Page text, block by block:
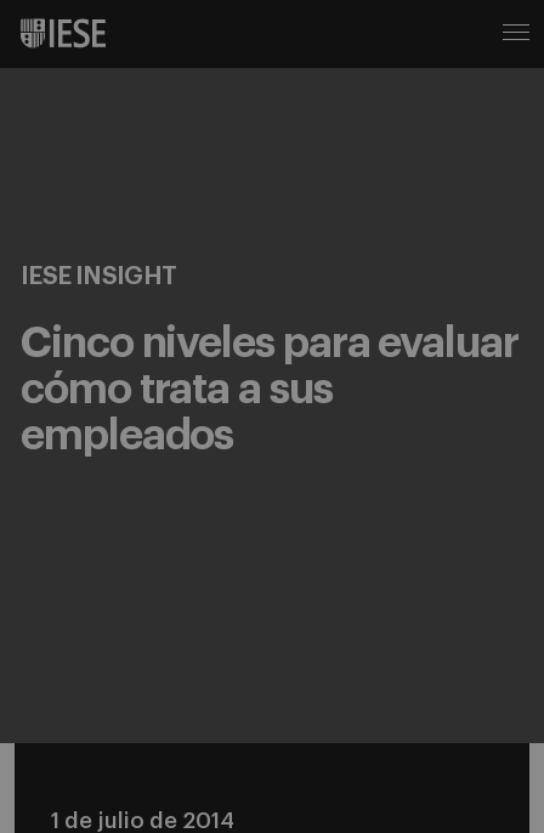
IESE INSIGHT
Cinco niveles para evaluar
cómo trata a sus
empleados
1 de julio de 2014